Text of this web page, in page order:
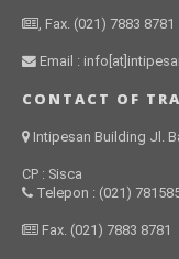
, Fax. (021) 7883 8781
Email :
CONTACT OF
Intipesan Building Jl.
CP : Sisca
Telepon : (021)
Fax. (021) 7883 8781